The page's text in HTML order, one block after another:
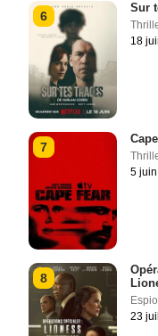
6
Sur
18
7
5
8
23